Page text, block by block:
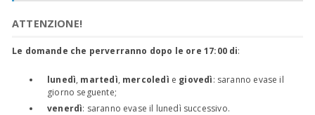
ATTENZIONE!
Le domande che perverranno dopo le ore 17:00 di:
lunedì, martedì, mercoledì e giovedì: saranno evase il
giorno seguente;
venerdì: saranno evase il lunedì successivo.